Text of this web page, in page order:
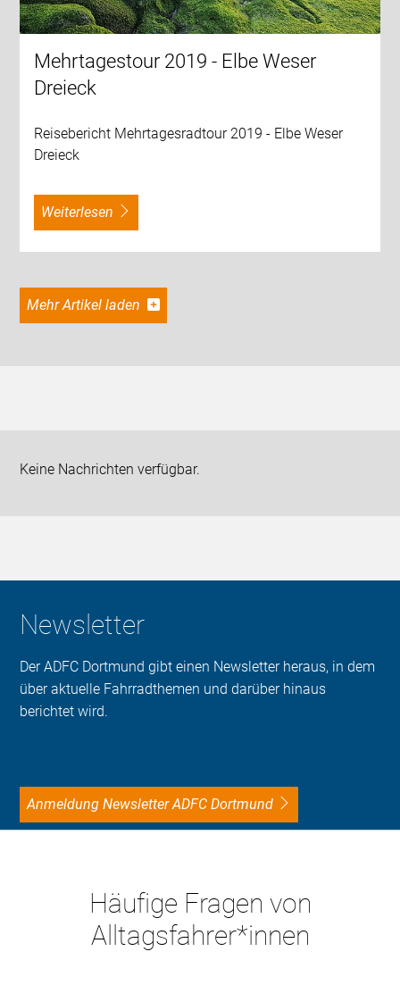
Mehrtagestour 2019 - Elbe Weser
Dreieck
Reisebericht Mehrtagesradtour 2019 - Elbe Weser
Dreieck
weiterlesen
Mehr Artikel laden
Keine Nachrichten verfügbar.
Newsletter
Der ADFC Dortmund gibt einen Newsletter heraus, in dem
über aktuelle Fahrradthemen und darüber hinaus
berichtet wird.
Anmeldung Newsletter ADFC Dortmund
Häufige Fragen von
Alltagsfahrer*innen